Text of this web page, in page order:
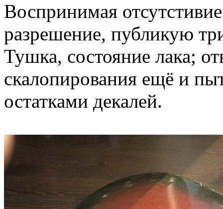
Воспринимая
разрешение, публикую
Тушка, состояние лака;
скалопирования ещё и
остатками декалей.